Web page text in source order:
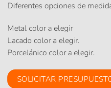
Diferentes opciones de
Metal color a elegir
Lacado color a elegir.
Porcelánico color a elegir.
SOLICITAR